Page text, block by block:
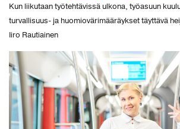
Kun liikutaan työtehtävissä ulkona, työasuun
turvallisuus- ja huomiovärimääräykset täyttävä
Iiro Rautiainen